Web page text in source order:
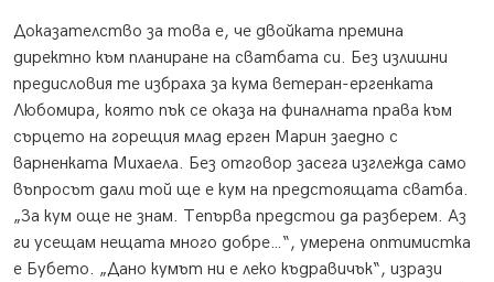
Доказателство за това е, че двойката премина
директно към планиране на сватбата си. Без излишни
предисловия те избраха за кума ветеран-ергенката
Любомира, която пък се оказа на финалната права към
сърцето на горещия млад ерген Марин заедно с
варненката Михаела. Без отговор засега изглежда само
въпросът дали той ще е кум на предстоящата сватба.
„За кум още не знам. Тепърва предстои да разберем. Аз
ги усещам нещата много добре…“, умерена оптимистка
е Бубето. „Дано кумът ни е леко къдравичък“, изрази